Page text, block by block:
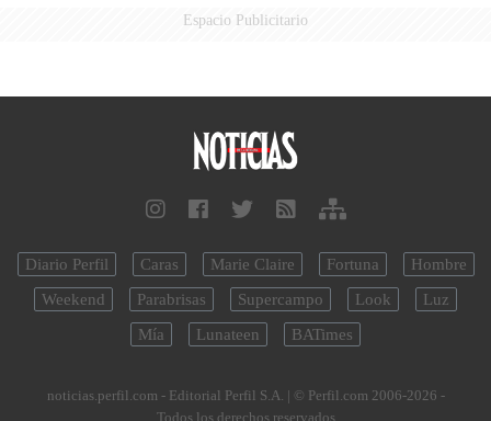
Espacio Publicitario
Diario Perfil Caras Marie Claire Fortuna
Hombre
Weekend
Parabrisas Supercampo Look
Luz
Mía
Lunateen BATimes
noticias.perfil.com - Editorial Perfil S.A. | © Perfil.com 2006-2026 -
Todos los derechos reservados